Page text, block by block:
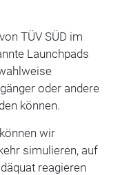
TÜV SÜD im
Launchpads
oder andere
können.
wir
simulieren, auf
reagieren